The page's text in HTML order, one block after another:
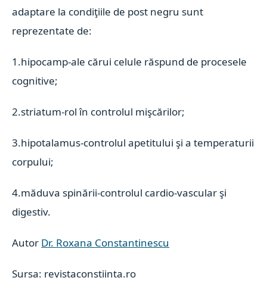
adaptare la condiţiile de post negru sunt
reprezentate de:
1.hipocamp-ale cărui celule răspund de procesele
cognitive;
2.striatum-rol în controlul mişcărilor;
3.hipotalamus-controlul apetitului şi a temperaturii
corpului;
4.măduva spinării-controlul cardio-vascular şi
digestiv.
Autor Dr. Roxana Constantinescu
Sursa: revistaconstiinta.ro